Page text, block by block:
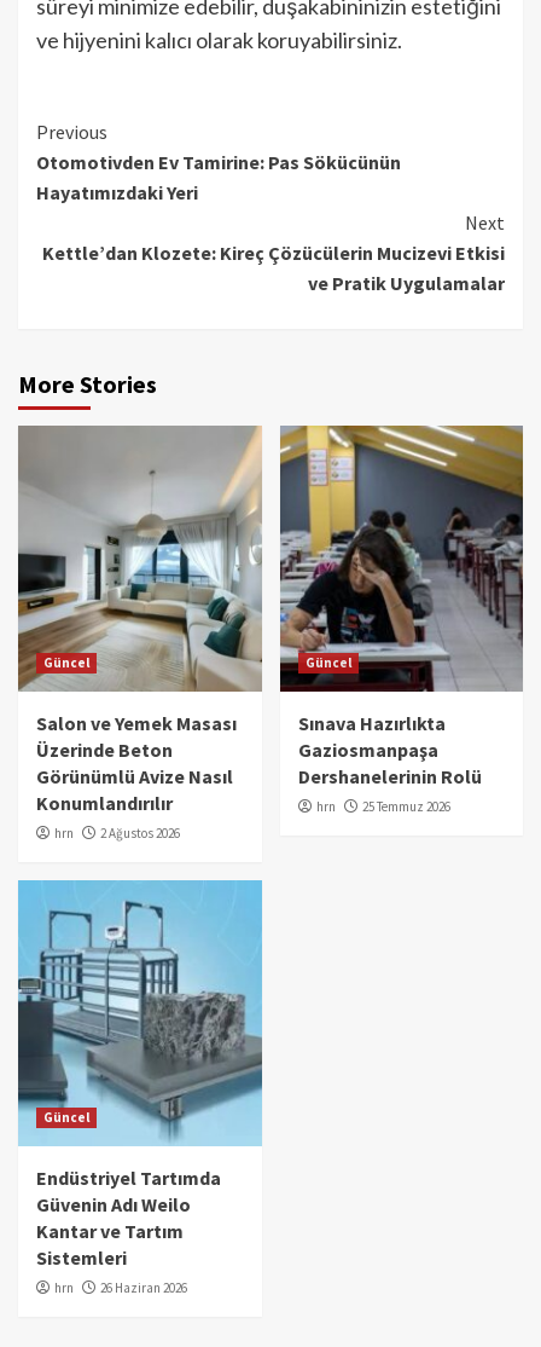
süreyi minimize edebilir, duşakabininizin estetiğini
ve hijyenini kalıcı olarak koruyabilirsiniz.
Continue
Reading
Previous
Otomotivden Ev Tamirine: Pas Sökücünün
Hayatımızdaki Yeri
Next
Kettle’dan Klozete: Kireç Çözücülerin Mucizevi Etkisi
ve Pratik Uygulamalar
More Stories
Güncel
Salon ve Yemek Masası
Üzerinde Beton
Görünümlü Avize Nasıl
Konumlandırılır
hrn 2 Ağustos 2026
Güncel
Sınava Hazırlıkta
Gaziosmanpaşa
Dershanelerinin Rolü
hrn 25 Temmuz 2026
Güncel
Endüstriyel Tartımda
Güvenin Adı Weilo
Kantar ve Tartım
Sistemleri
hrn 26 Haziran 2026